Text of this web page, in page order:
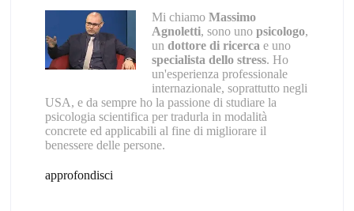
Mi chiamo Massimo
Agnoletti, sono uno psicologo,
un dottore di ricerca e uno
specialista dello stress. Ho
un'esperienza professionale
internazionale, soprattutto negli
USA, e da sempre ho la passione di studiare la
psicologia scientifica per tradurla in modalità
concrete ed applicabili al fine di migliorare il
benessere delle persone.
approfondisci